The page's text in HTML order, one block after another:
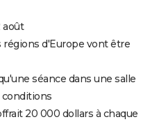
août
régions d'Europe vont être
séance dans une salle
conditions
20 000 dollars à chaque